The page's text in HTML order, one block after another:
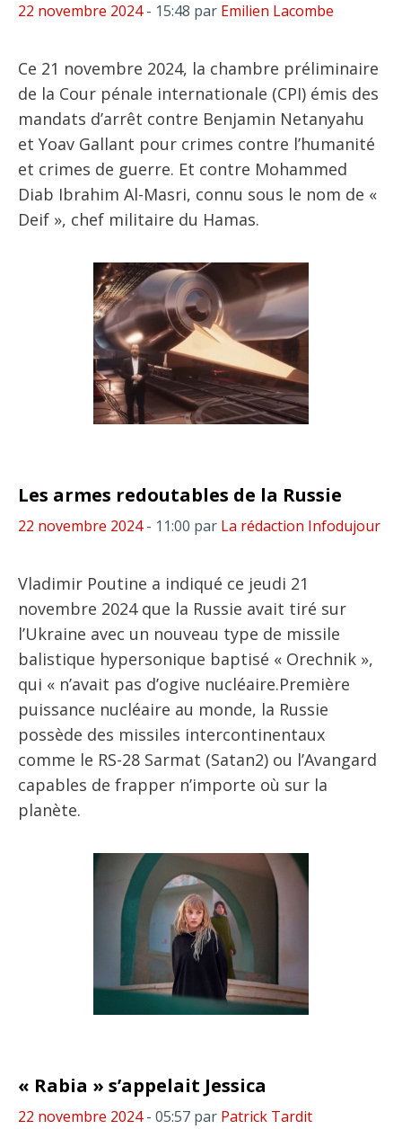
22 novembre 2024- 15:48 par Emilien Lacombe
Ce 21 novembre 2024, la chambre préliminaire
de la Cour pénale internationale (CPI) émis des
mandats d’arrêt contre Benjamin Netanyahu
et Yoav Gallant pour crimes contre l’humanité
et crimes de guerre. Et contre Mohammed
Diab Ibrahim Al-Masri, connu sous le nom de «
Deif », chef militaire du Hamas.
Les armes redoutables de la Russie
22 novembre 2024- 11:00 par La rédaction Infodujour
Vladimir Poutine a indiqué ce jeudi 21
novembre 2024 que la Russie avait tiré sur
l’Ukraine avec un nouveau type de missile
balistique hypersonique baptisé « Orechnik »,
qui « n’avait pas d’ogive nucléaire.Première
puissance nucléaire au monde, la Russie
possède des missiles intercontinentaux
comme le RS-28 Sarmat (Satan2) ou l’Avangard
capables de frapper n’importe où sur la
planète.
« Rabia » s’appelait Jessica
22 novembre 2024- 05:57 par Patrick Tardit